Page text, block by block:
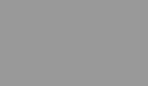
zachować sprawność i samodzielność.
i upadków.
ruchu